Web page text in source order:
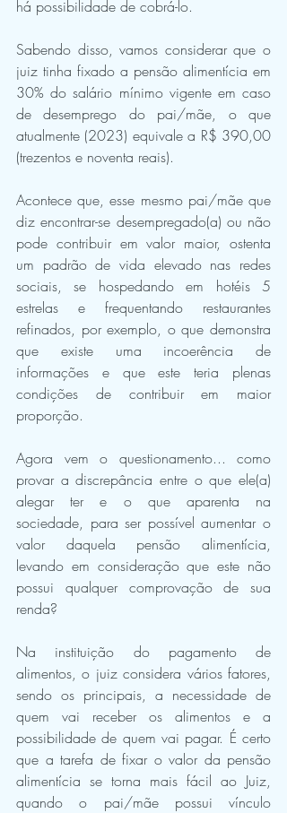
há possibilidade de cobrá-lo.
Sabendo disso, vamos considerar que o
juiz tinha fixado a pensão alimentícia em
30% do salário mínimo vigente em caso
de desemprego do pai/mãe, o que
atualmente (2023) equivale a R$ 390,00
(trezentos e noventa reais).
Acontece que, esse mesmo pai/mãe que
diz encontrar-se desempregado(a) ou não
pode contribuir em valor maior, ostenta
um padrão de vida elevado nas redes
sociais, se hospedando em hotéis 5
estrelas e frequentando restaurantes
refinados, por exemplo, o que demonstra
que existe uma incoerência de
informações e que este teria plenas
condições de contribuir em maior
proporção.
Agora vem o questionamento... como
provar a discrepância entre o que ele(a)
alegar ter e o que aparenta na
sociedade, para ser possível aumentar o
valor daquela pensão alimentícia,
levando em consideração que este não
possui qualquer comprovação de sua
renda?
Na instituição do pagamento de
alimentos, o juiz considera vários fatores,
sendo os principais, a necessidade de
quem vai receber os alimentos e a
possibilidade de quem vai pagar. É certo
que a tarefa de fixar o valor da pensão
alimentícia se torna mais fácil ao Juiz,
quando o pai/mãe possui vínculo